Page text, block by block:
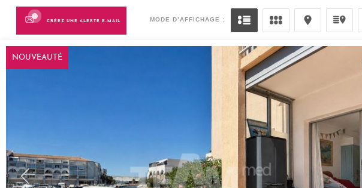
CRÉEZ UNE ALERTE E-MAIL MODE D’AFFICHAGE :
NOUVEAUTÉ